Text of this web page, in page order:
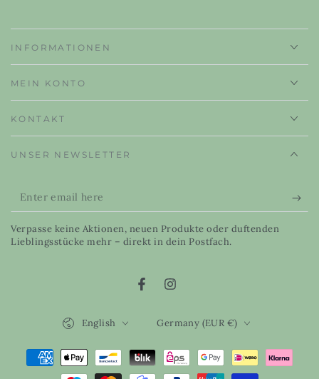
INFORMATIONEN
MEIN KONTO
KONTAKT
UNSER NEWSLETTER
Enter
email
here
Verpasse keine Aktionen, neuen Produkte oder duftenden
Lieblingsstücke mehr – direkt in dein Postfach.
FacebookInstagram
English Germany (EUR €)
Payment